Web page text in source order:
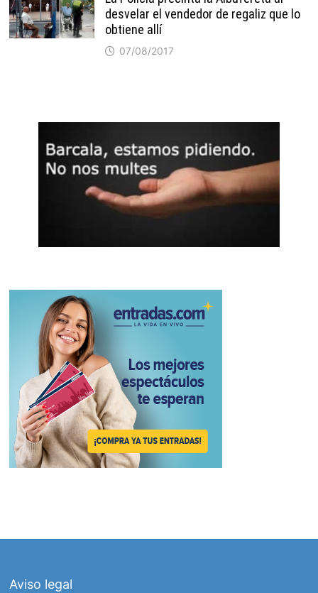
desvelar el vendedor de regaliz que lo
obtiene allí
07/08/2017
Aviso legal